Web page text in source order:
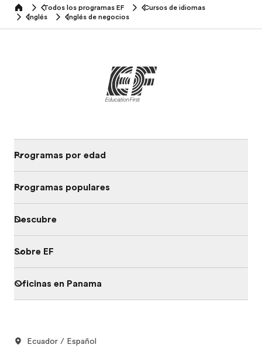
home Todos los programas EF
Cursos de idiomas
Inglés
Inglés de negocios
Programas por edad
Programas populares
Descubre
Sobre EF
Oficinas en Panama
Ecuador / Español